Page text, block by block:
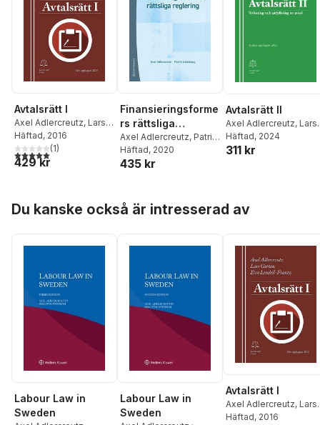
Avtalsrätt I
Axel Adlercreutz, Lars
Gorton, Eva Lindell-
Frantz
Häftad, 2016
5,0utav 5 stjärnor. Totalt antal röster:
(1)
429 kr
Finansieringsforme
rs rättsliga
reglering
Axel Adlercreutz, Patrik
Lindskoug
Häftad, 2020
435 kr
Avtalsrätt II
Axel Adlercreutz, Lars
Gorton, Ola Svensson
Häftad, 2024
311 kr
Du kanske också är intresserad av
Labour Law in
Sweden
Labour Law in
Sweden
Avtalsrätt I
Axel Adlercreutz, Lars
Gorton, Eva Lindell-
Häftad, 2016